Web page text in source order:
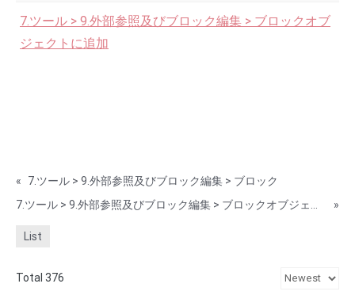
7.ツール > 9.外部参照及びブロック編集 > ブロックオブ
ジェクトに追加
«
7.ツール > 9.外部参照及びブロック編集 > ブロック
»
List
Total 376